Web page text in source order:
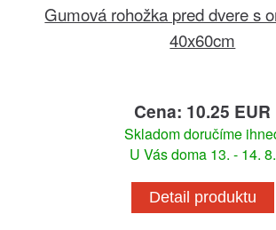
Gumová rohožka pred dvere s
40x60cm
Cena: 10.25 EUR
Skladom doručíme
U Vás doma 13. - 14. 8.
Detail produktu